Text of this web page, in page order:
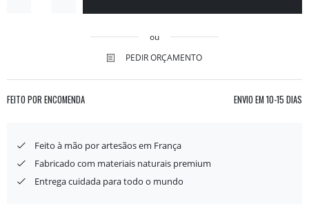
ou
PEDIR ORÇAMENTO
FEITO POR ENCOMENDA ENVIO EM 10-15 DIAS
Feito à mão por artesãos em França
Fabricado com materiais naturais premium
Entrega cuidada para todo o mundo